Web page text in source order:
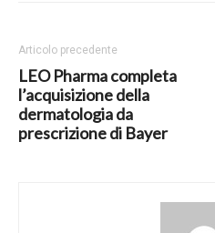
Articolo precedente
LEO Pharma completa
l’acquisizione della
dermatologia da
prescrizione di Bayer